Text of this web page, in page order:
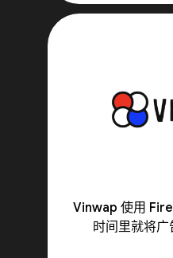
Vinwap 使用
时间里就将